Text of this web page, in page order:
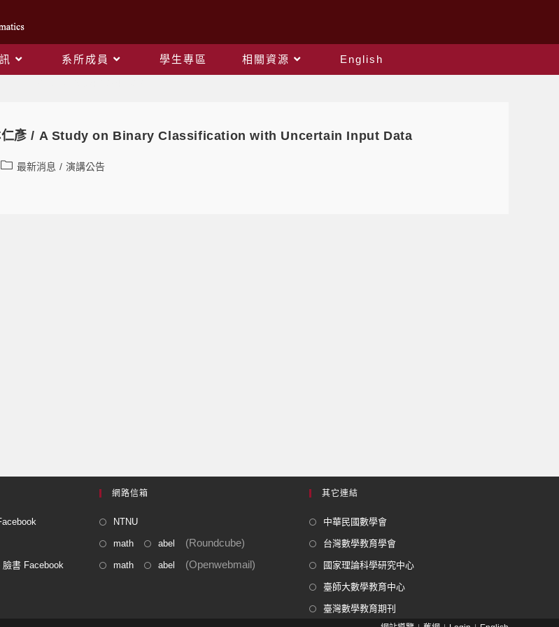
系所成員 學生專區 相關資源
English
仁彥 / A Study on Binary Classification with Uncertain Input Data
最新消息 / 演講公告
書 Facebook
網路信箱
NTNU
math abel (Roundcube)
math abel (Openwebmail)
其它連結
中華民國數學會
台灣數學教育學會
國家理論科學研究中心
臺師大數學教育中心
臺灣數學教育期刊